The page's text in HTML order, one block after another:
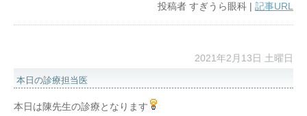
投稿者 すぎうら眼科 | 記事URL
2021年2月13日 土曜日
本日の診療担当医
本日は陳先生の診療となります